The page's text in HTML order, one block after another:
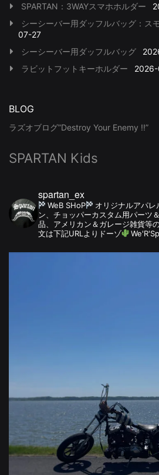
SPARTAN：3WAYスマホホルダー
シーシーバー用ダッフルバッグ：ス
07-27
シーシーバー用ダッフルバッグ
ラビットフットキーホルダー
BLOG
ラズオブログ”Destroy Your Enemy !!”
SPARTAN Kids
spartan_ex
WeB SHoP
オリジナルアパレ
ン、チョッパーカスタム用パーツ
品、アメリカン＆ガレージ雑貨等
文は下記URLよりドーゾ